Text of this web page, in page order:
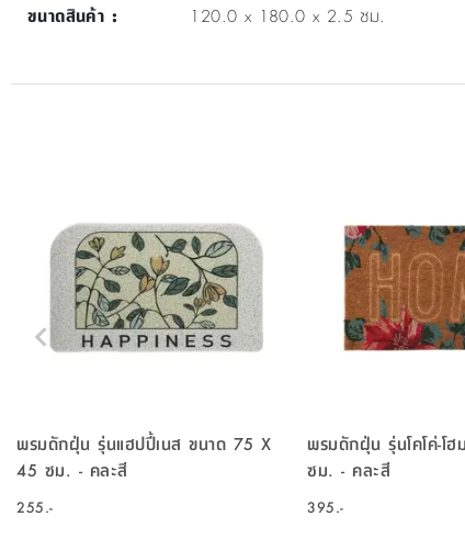
ขนาดสินค้า : 120.0 x 180.0 x 2.5 ซม.
พรมดักฝุ่น รุ่นแฮปปี้เนส ขนาด 75 X
45 ซม. - คละสี
255.-
พรมดักฝุ่น รุ่นโคโค่-โ
ซม. - คละสี
395.-